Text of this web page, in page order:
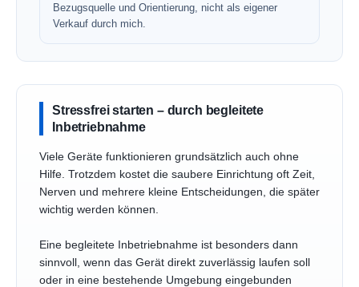
Bezugsquelle und Orientierung, nicht als eigener
Verkauf durch mich.
Stressfrei starten – durch begleitete
Inbetriebnahme
Viele Geräte funktionieren grundsätzlich auch ohne
Hilfe. Trotzdem kostet die saubere Einrichtung oft Zeit,
Nerven und mehrere kleine Entscheidungen, die später
wichtig werden können.
Eine begleitete Inbetriebnahme ist besonders dann
sinnvoll, wenn das Gerät direkt zuverlässig laufen soll
oder in eine bestehende Umgebung eingebunden